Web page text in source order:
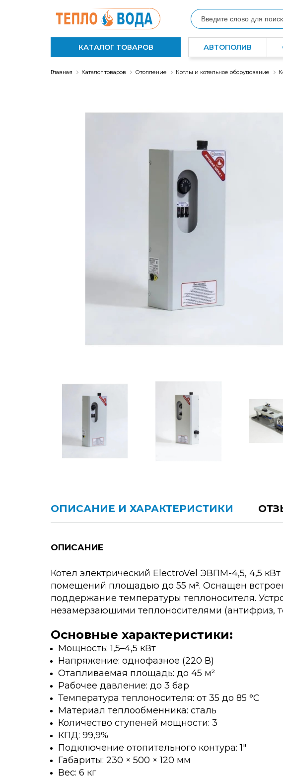
КАТАЛОГ ТОВАРОВ АВТОПОЛИВ
Главная Каталог товаров Отопление Котлы и котельное оборудование
ОПИСАНИЕ И ХАРАКТЕРИСТИКИ
ОПИСАНИЕ
Котел электрический ElectroVel ЭВПМ-4,5, 4,5
помещений площадью до 55 м². Оснащен
поддержание температуры теплоносителя.
незамерзающими теплоносителями (антифриз,
Основные характеристики:
Мощность: 1,5–4,5 кВт
Напряжение: однофазное (220 В)
Отапливаемая площадь: до 45 м²
Рабочее давление: до 3 бар
Температура теплоносителя: от 35 до 85 °C
Материал теплообменника: сталь
Количество ступеней мощности: 3
КПД: 99,9%
Подключение отопительного контура: 1"
Габариты: 230 × 500 × 120 мм
Вес: 6 кг